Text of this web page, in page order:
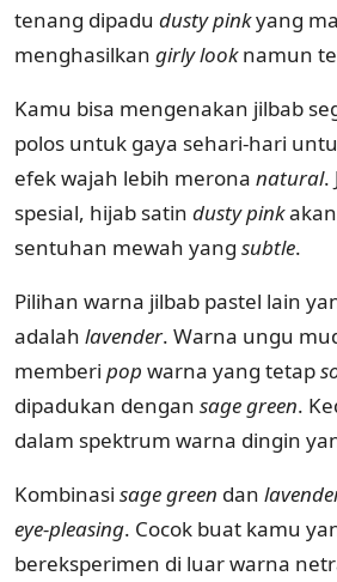
tenang dipadu dusty pinkyang
menghasilkan girly looknamun
Kamu bisa mengenakan jilbab
polos untuk gaya sehari-hari
efek wajah lebih merona natural.
spesial, hijab satin dusty pink
sentuhan mewah yang subtle.
Pilihan warna jilbab pastel lain
adalah lavender. Warna ungu
memberi pop warna yang tetap
dipadukan dengan sage green.
dalam spektrum warna dingin
Kombinasi sage green dan
eye-pleasing. Cocok buat kamu
bereksperimen di luar warna